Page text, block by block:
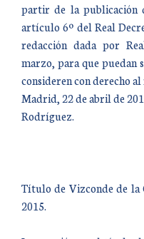
partir de la publicación
artículo 6º del Real
redacción dada por
marzo, para que puedan
consideren con derecho
Madrid, 22 de abril de
Rodríguez.
Título de Vizconde de la
2015.